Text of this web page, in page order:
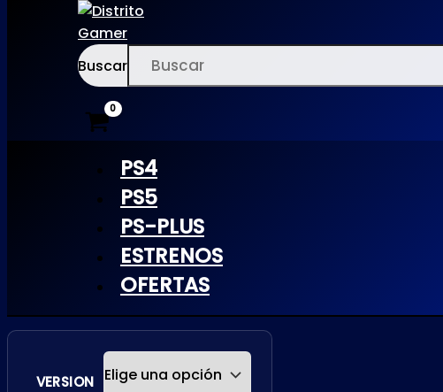
Buscar
PS4
PS5
PS-PLUS
ESTRENOS
OFERTAS
SNOWRUNNER
VERSION